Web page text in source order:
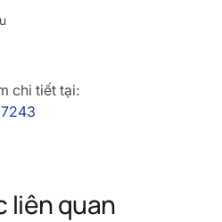
chi tiết tại:
liên quan